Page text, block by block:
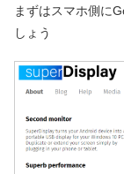
まずはスマホ側に
しょう